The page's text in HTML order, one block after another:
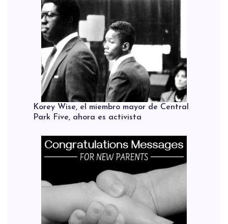
Korey Wise, el miembro mayor de Central
Park Five, ahora es activista